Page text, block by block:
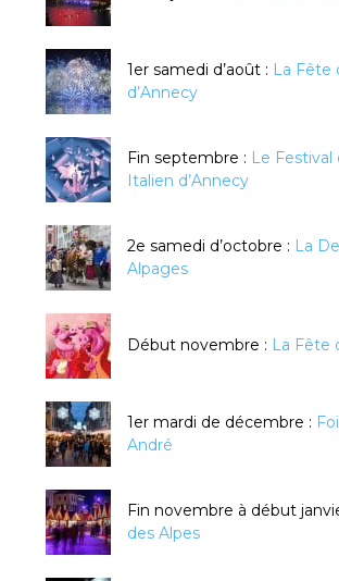
1er samedi d’août : La Fête
d’Annecy
Fin septembre : Le Festival
Italien d’Annecy
2e samedi d’octobre : La
Alpages
Début novembre : La Fête
1er mardi de décembre :
André
Fin novembre à début
des Alpes